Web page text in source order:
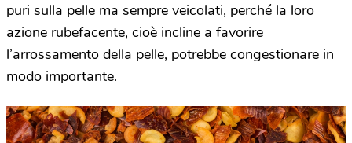
puri sulla pelle ma sempre veicolati, perché la loro
azione rubefacente, cioè incline a favorire
l’arrossamento della pelle, potrebbe congestionare in
modo importante.